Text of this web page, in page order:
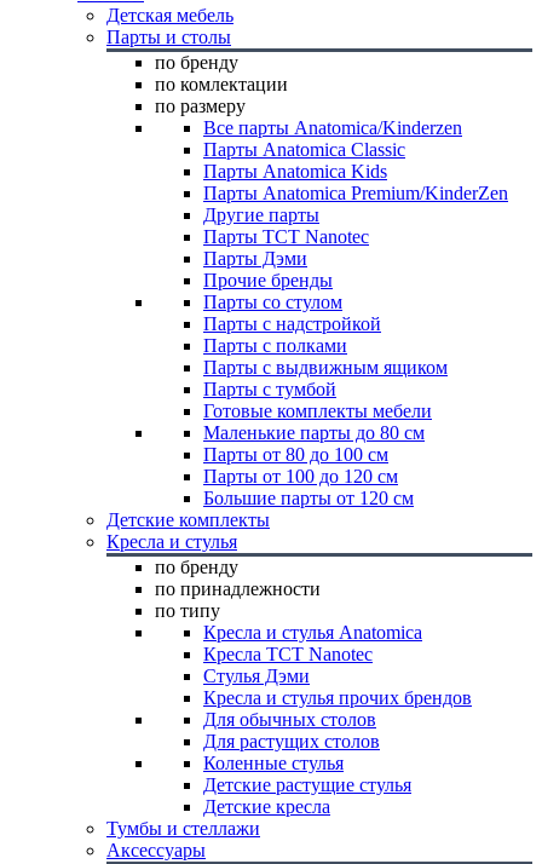
Детская мебель
Парты и столы
по бренду
по комлектации
по размеру
Все парты Anatomica/Kinderzen
Парты Anatomica Classic
Парты Anatomica Kids
Парты Anatomica Premium/KinderZen
Другие парты
Парты TCT Nanotec
Парты Дэми
Прочие бренды
Парты со стулом
Парты с надстройкой
Парты с полками
Парты с выдвижным ящиком
Парты с тумбой
Готовые комплекты мебели
Маленькие парты до 80 см
Парты от 80 до 100 см
Парты от 100 до 120 см
Большие парты от 120 см
Детские комплекты
Кресла и стулья
по бренду
по принадлежности
по типу
Кресла и стулья Anatomica
Кресла TCT Nanotec
Стулья Дэми
Кресла и стулья прочих брендов
Для обычных столов
Для растущих столов
Коленные стулья
Детские растущие стулья
Детские кресла
Тумбы и стеллажи
Аксессуары